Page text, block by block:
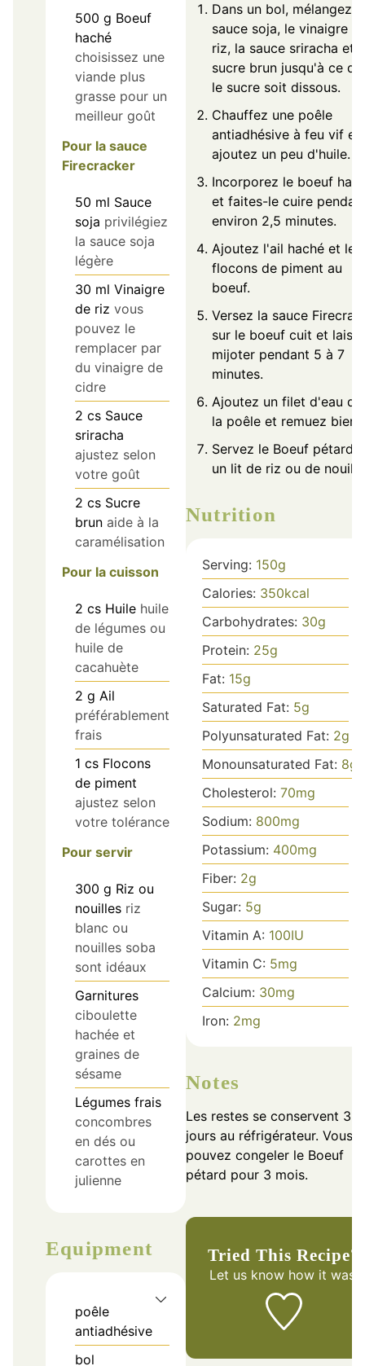
500 g Boeuf
haché
choisissez une
viande plus
grasse pour un
meilleur goût
Pour la sauce
Firecracker
50 ml Sauce
soja privilégiez
la sauce soja
légère
30 ml Vinaigre
de riz vous
pouvez le
remplacer par
du vinaigre de
cidre
2 cs Sauce
sriracha
ajustez selon
votre goût
2 cs Sucre
brun aide à la
caramélisation
Pour la cuisson
2 cs Huile huile
de légumes ou
huile de
cacahuète
2 g Ail
préférablement
frais
1 cs Flocons
de piment
ajustez selon
votre tolérance
Pour servir
300 g Riz ou
nouilles riz
blanc ou
nouilles soba
sont idéaux
Garnitures
ciboulette
hachée et
graines de
sésame
Légumes frais
concombres
en dés ou
carottes en
julienne
Equipment
poêle
antiadhésive
bol
Dans un bol, mélangez
sauce soja, le vinaigre
riz, la sauce sriracha et
sucre brun jusqu'à ce
le sucre soit dissous.
Chauffez une poêle
antiadhésive à feu vif et
ajoutez un peu d'huile.
Incorporez le boeuf
et faites-le cuire
environ 2,5 minutes.
Ajoutez l'ail haché et les
flocons de piment au
boeuf.
Versez la sauce
sur le boeuf cuit et
mijoter pendant 5 à 7
minutes.
Ajoutez un filet d'eau
la poêle et remuez bien.
Servez le Boeuf pétard
un lit de riz ou de
Nutrition
Serving: 150g
Calories: 350kcal
Carbohydrates: 30g
Protein: 25g
Fat: 15g
Saturated Fat: 5g
Polyunsaturated Fat: 2g
Monounsaturated Fat: 8g
Cholesterol: 70mg
Sodium: 800mg
Potassium: 400mg
Fiber: 2g
Sugar: 5g
Vitamin A: 100IU
Vitamin C: 5mg
Calcium: 30mg
Iron: 2mg
Notes
Les restes se conservent 3-4
jours au réfrigérateur. Vous
pouvez congeler le Boeuf
pétard pour 3 mois.
Tried This Recipe?
Let us knowhow it was!